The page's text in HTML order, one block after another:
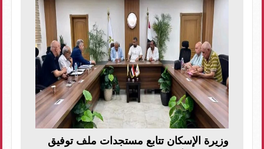
وزيرة الإسكان تتابع مستجدات ملف توفيق